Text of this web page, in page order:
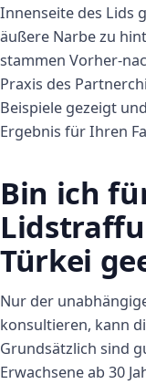
Innenseite des Lids
äußere Narbe zu
stammen Vorher-
Praxis des
Beispiele gezeigt
Ergebnis für Ihren
Bin ich
Türkei
Nur der
konsultieren, kann
Grundsätzlich sind
Erwachsene ab 30